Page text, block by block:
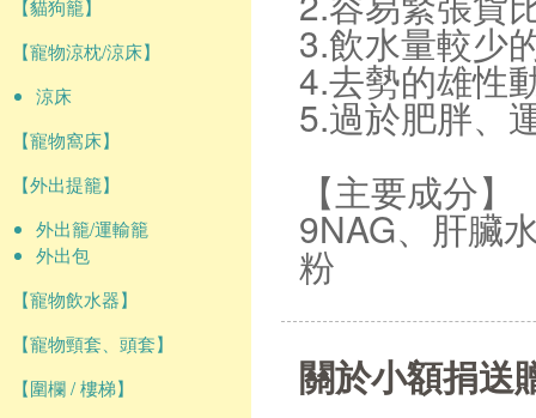
【貓狗籠】
【寵物涼枕/涼床】
涼床
【寵物窩床】
【外出提籠】
外出籠/運輸籠
外出包
【寵物飲水器】
【寵物頸套、頭套】
【圍欄 / 樓梯】
3.飲水量較少
4.去勢的雄性
5.過於肥胖、
【主要成分】
9NAG、肝臟
粉
關於小額捐送